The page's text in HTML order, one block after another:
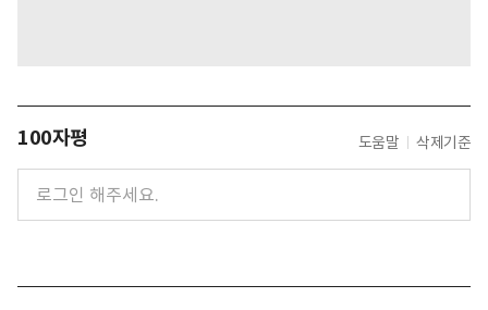
100자평 도움말 삭제기준